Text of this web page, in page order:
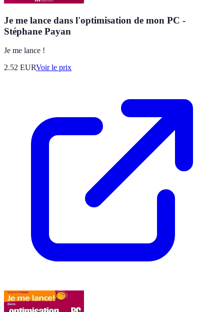
Je me lance dans l'optimisation de mon PC -
Stéphane Payan
Je me lance !
2.52 EURVoir le prix